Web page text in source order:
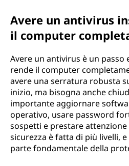
Avere un antivirus
il computer
Avere un antivirus è un passo
rende il computer
avere una serratura robusta
inizio, ma bisogna anche
importante aggiornare
operativo, usare password
sospetti e prestare attenzione
sicurezza è fatta di più livelli, e
parte fondamentale della